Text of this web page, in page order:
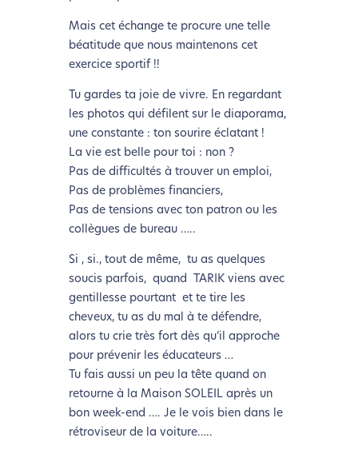
Mais cet échange te procure une telle
béatitude que nous maintenons cet
exercice sportif !!
Tu gardes ta joie de vivre. En regardant
les photos qui défilent sur le diaporama,
une constante : ton sourire éclatant !
La vie est belle pour toi : non ?
Pas de difficultés à trouver un emploi,
Pas de problèmes financiers,
Pas de tensions avec ton patron ou les
collègues de bureau …..
Si , si., tout de même, tu as quelques
soucis parfois, quand TARIK viens avec
gentillesse pourtant et te tire les
cheveux, tu as du mal à te défendre,
alors tu crie très fort dès qu’il approche
pour prévenir les éducateurs …
Tu fais aussi un peu la tête quand on
retourne à la Maison SOLEIL après un
bon week-end …. Je le vois bien dans le
rétroviseur de la voiture…..